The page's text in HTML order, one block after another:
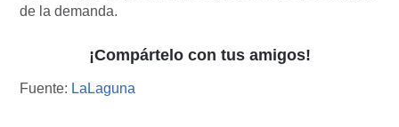
de la demanda.
¡Compártelo con tus amigos!
Fuente: LaLaguna